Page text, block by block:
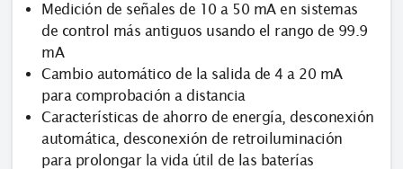
Medición de señales de 10 a 50 mA en sistemas
de control más antiguos usando el rango de 99.9
mA
Cambio automático de la salida de 4 a 20 mA
para comprobación a distancia
Características de ahorro de energía, desconexión
automática, desconexión de retroiluminación
para prolongar la vida útil de las baterías